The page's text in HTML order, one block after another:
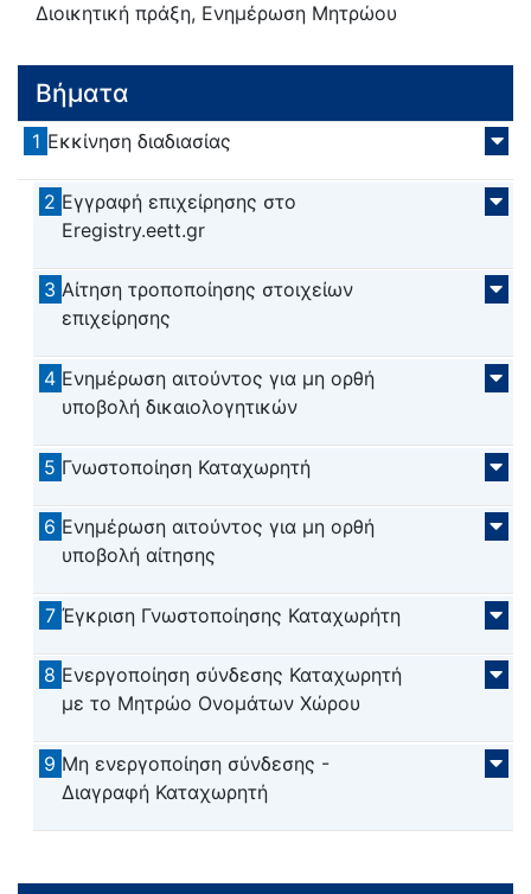
Διοικητική πράξη, Ενημέρωση Μητρώου
Βήματα
1 Εκκίνηση διαδιασίας
2 Εγγραφή επιχείρησης στο
Eregistry.eett.gr
3 Αίτηση τροποποίησης στοιχείων
επιχείρησης
4 Ενημέρωση αιτούντος για μη ορθή
υποβολή δικαιολογητικών
5 Γνωστοποίηση Καταχωρητή
6 Ενημέρωση αιτούντος για μη ορθή
υποβολή αίτησης
7 Έγκριση Γνωστοποίησης Καταχωρήτη
8 Ενεργοποίηση σύνδεσης Καταχωρητή
με το Μητρώο Ονομάτων Χώρου
9 Μη ενεργοποίηση σύνδεσης -
Διαγραφή Καταχωρητή